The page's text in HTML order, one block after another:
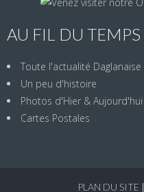
AU FIL DU TEMPS
Toute l'actualité Daglanaise
Un peu d'histoire
Photos d'Hier & Aujourd'hui
Cartes Postales
PLAN DU SITE |